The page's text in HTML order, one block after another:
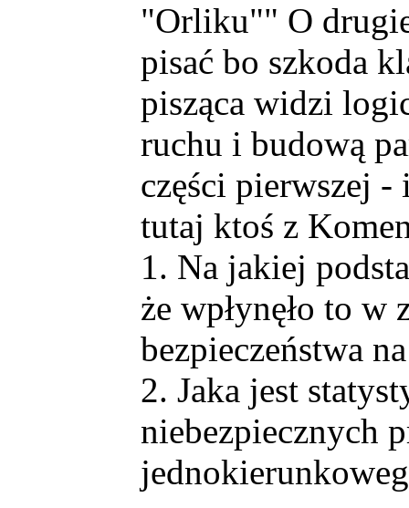
"Orliku"" O
pisać bo szkoda
pisząca widzi
ruchu i budową
części pierwszej -
tutaj ktoś z
1. Na jakiej
że wpłynęło to w
bezpieczeństwa
2. Jaka jest
niebezpiecznych